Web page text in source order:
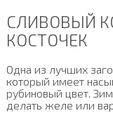
СЛИВОВЫЙ
КОСТОЧЕК
Одна из лучших
который имеет
рубиновый цвет.
делать желе или